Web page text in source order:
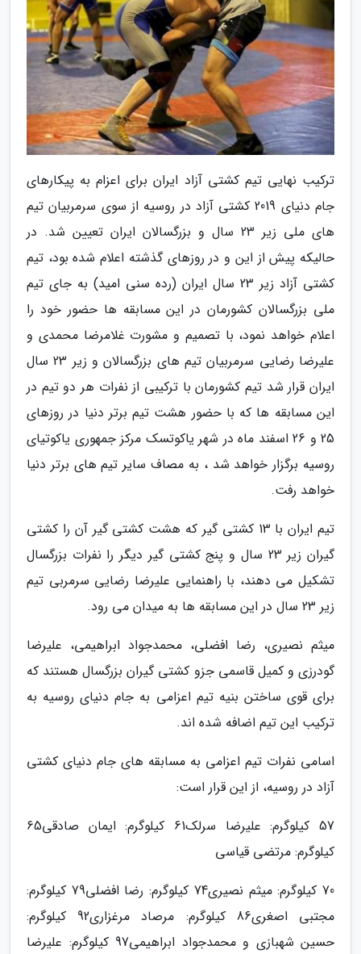
ترکیب نهایی تیم کشتی آزاد ایران برای اعزام به پیکارهای
جام دنیای 2019 کشتی آزاد در روسیه از سوی سرمربیان تیم
های ملی زیر 23 سال و بزرگسالان ایران تعیین شد. در
حالیکه پیش از این و در روزهای گذشته اعلام شده بود، تیم
کشتی آزاد زیر 23 سال ایران (رده سنی امید) به جای تیم
ملی بزرگسالان کشورمان در این مسابقه ها حضور خود را
اعلام خواهد نمود، با تصمیم و مشورت غلامرضا محمدی و
علیرضا رضایی سرمربیان تیم های بزرگسالان و زیر 23 سال
ایران قرار شد تیم کشورمان با ترکیبی از نفرات هر دو تیم در
این مسابقه ها که با حضور هشت تیم برتر دنیا در روزهای
25 و 26 اسفند ماه در شهر یاکوتسک مرکز جمهوری یاکوتیای
روسیه برگزار خواهد شد ، به مصاف سایر تیم های برتر دنیا
خواهد رفت.
تیم ایران با 13 کشتی گیر که هشت کشتی گیر آن را کشتی
گیران زیر 23 سال و پنج کشتی گیر دیگر را نفرات بزرگسال
تشکیل می دهند، با راهنمایی علیرضا رضایی سرمربی تیم
زیر 23 سال در این مسابقه ها به میدان می رود.
میثم نصیری، رضا افضلی، محمدجواد ابراهیمی، علیرضا
گودرزی و کمیل قاسمی جزو کشتی گیران بزرگسال هستند که
برای قوی ساختن بنیه تیم اعزامی به جام دنیای روسیه به
ترکیب این تیم اضافه شده اند.
اسامی نفرات تیم اعزامی به مسابقه های جام دنیای کشتی
آزاد در روسیه، از این قرار است:
57 کیلوگرم: علیرضا سرلک61 کیلوگرم: ایمان صادقی65
کیلوگرم: مرتضی قیاسی
70 کیلوگرم: میثم نصیری74 کیلوگرم: رضا افضلی79 کیلوگرم:
مجتبی اصغری86 کیلوگرم: مرصاد مرغزاری92 کیلوگرم:
حسین شهبازی و محمدجواد ابراهیمی97 کیلوگرم: علیرضا